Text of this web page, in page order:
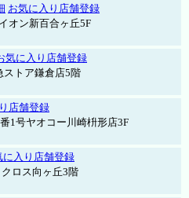
お気に入り店舗登録
オン新百合ヶ丘5F
気に入り店舗登録
ストア鎌倉店5階
店舗登録
1号ヤオコー川崎枡形店3F
に入り店舗登録
ロス向ヶ丘3階